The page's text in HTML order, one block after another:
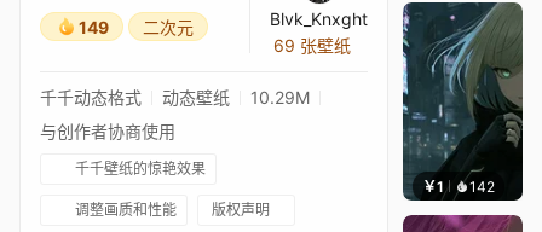
149 二次元
Blvk_Knxght
69 张壁纸
千千动态格式 动态壁纸
10.29M
与创作者协商使用
千千壁纸的惊艳效果
调整画质和性能 版权声明
￥1 142